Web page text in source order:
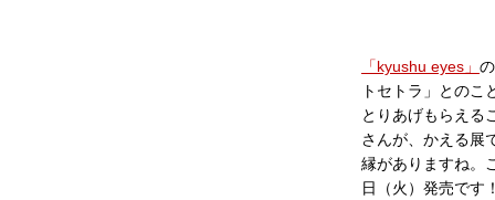
「kyushu eyes」
トセトラ」とのこ
とりあげもらえる
さんが、かえる展
縁がありますね。
日（火）発売です